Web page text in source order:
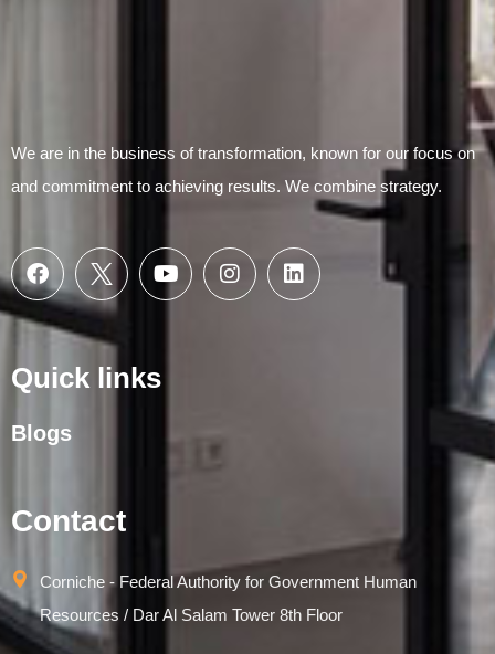
We are in the business of transformation, known for our focus on
and commitment to achieving results. We combine strategy.
Quick links
Blogs
Contact
Corniche - Federal Authority for Government Human
Resources / Dar Al Salam Tower 8th Floor